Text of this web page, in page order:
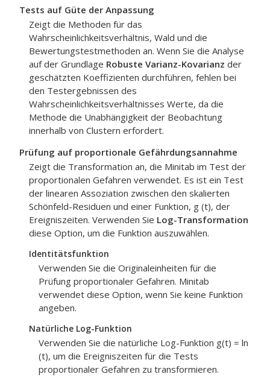
Tests auf Güte der Anpassung
Zeigt die Methoden für das
Wahrscheinlichkeitsverhältnis, Wald und die
Bewertungstestmethoden an. Wenn Sie die Analyse
auf der Grundlage Robuste Varianz-Kovarianz der
geschätzten Koeffizienten durchführen, fehlen bei
den Testergebnissen des
Wahrscheinlichkeitsverhältnisses Werte, da die
Methode die Unabhängigkeit der Beobachtung
innerhalb von Clustern erfordert.
Prüfung auf proportionale Gefährdungsannahme
Zeigt die Transformation an, die Minitab im Test der
proportionalen Gefahren verwendet. Es ist ein Test
der linearen Assoziation zwischen den skalierten
Schönfeld-Residuen und einer Funktion, g (t), der
Ereigniszeiten. Verwenden Sie Log-Transformation
diese Option, um die Funktion auszuwählen.
Identitätsfunktion
Verwenden Sie die Originaleinheiten für die
Prüfung proportionaler Gefahren. Minitab
verwendet diese Option, wenn Sie keine Funktion
angeben.
Natürliche Log-Funktion
Verwenden Sie die natürliche Log-Funktion g(t) = ln
(t), um die Ereigniszeiten für die Tests
proportionaler Gefahren zu transformieren.